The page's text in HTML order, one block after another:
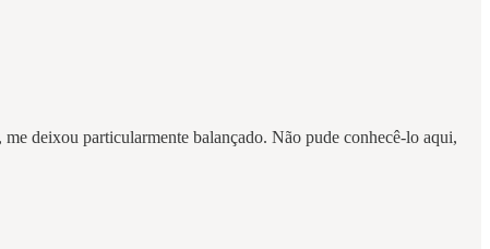
deixou particularmente balançado. Não pude conhecê-lo aqui,